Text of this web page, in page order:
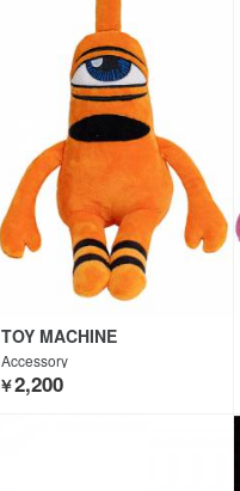
TOY MACHINE
Accessory
￥2,200